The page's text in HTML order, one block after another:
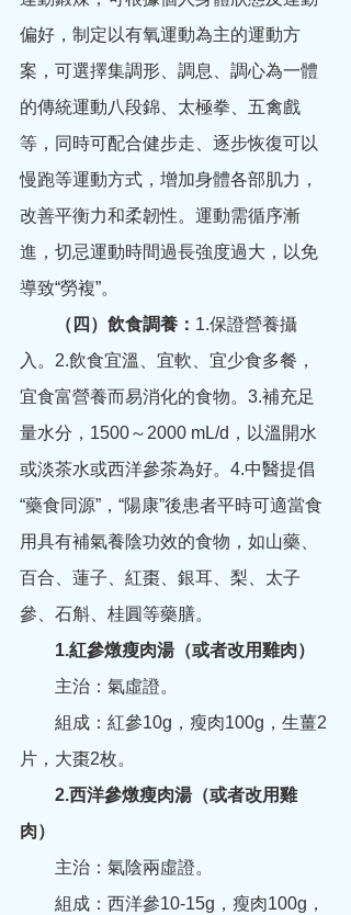
偏好，制定以有氧運動為主的運動方
案，可選擇集調形、調息、調心為一體
的傳統運動八段錦、太極拳、五禽戲
等，同時可配合健步走、逐步恢復可以
慢跑等運動方式，增加身體各部肌力，
改善平衡力和柔韌性。運動需循序漸
進，切忌運動時間過長強度過大，以免
導致“勞複”。
（四）飲食調養： 1.保證營養攝
入。2.飲食宜溫、宜軟、宜少食多餐，
宜食富營養而易消化的食物。3.補充足
量水分，1500～2000 mL/d，以溫開水
或淡茶水或西洋參茶為好。4.中醫提倡
“藥食同源”，“陽康”後患者平時可適當食
用具有補氣養陰功效的食物，如山藥、
百合、蓮子、紅棗、銀耳、梨、太子
參、石斛、桂圓等藥膳。
1.紅參燉瘦肉湯（或者改用雞肉）
主治：氣虛證。
組成：紅參10g，瘦肉100g，生薑2
片，大棗2枚。
2.西洋參燉瘦肉湯（或者改用雞
肉）
主治：氣陰兩虛證。
組成：西洋參10-15g，瘦肉100g，